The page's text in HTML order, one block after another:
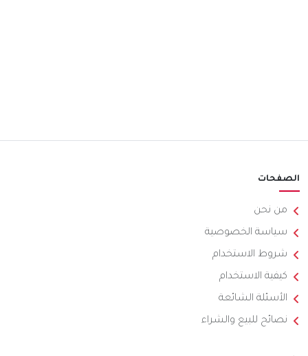
الصفحات
من نحن
سياسة الخصوصية
شروط الاستخدام
كيفية الاستخدام
الأسئلة الشائعة
نصائح للبيع والشراء